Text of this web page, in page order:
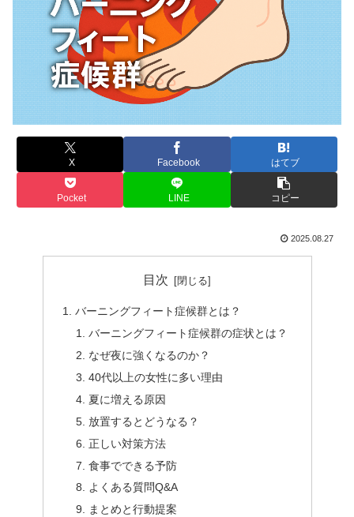
X Facebook はてブ
Pocket LINE コピー
2025.08.27
目次
バーニングフィート症候群とは？
バーニングフィート症候群の症状とは？
なぜ夜に強くなるのか？
40代以上の女性に多い理由
夏に増える原因
放置するとどうなる？
正しい対策方法
食事でできる予防
よくある質問Q&A
まとめと行動提案